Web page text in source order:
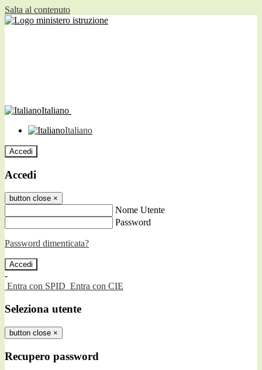
Salta al contenuto
Italiano
Italiano
Accedi
Accedi
button close ×
Nome Utente
Password
Password dimenticata?
-
Entra con SPID Entra con CIE
Seleziona utente
button close ×
Recupero password